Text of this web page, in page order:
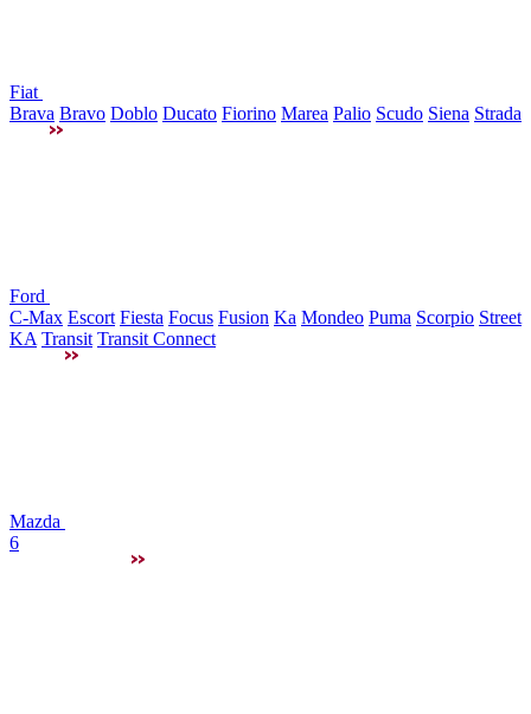
Fiat
Brava Bravo Doblo Ducato Fiorino Marea Palio Scudo Siena Strada
Ford
C-Max Escort Fiesta Focus Fusion Ka Mondeo Puma Scorpio Street
KA Transit Transit Connect
Mazda
6